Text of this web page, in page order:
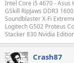
Intel Core i5 4670 - Asus
GSkill RipJaws DDR3
Soundblaster X-Fi
Logitech G502 Proteus
Stacker 830 Nvidia
Crash87